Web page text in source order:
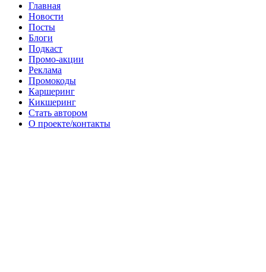
Главная
Новости
Посты
Блоги
Подкаст
Промо-акции
Реклама
Промокоды
Каршеринг
Кикшеринг
Стать автором
О проекте/контакты